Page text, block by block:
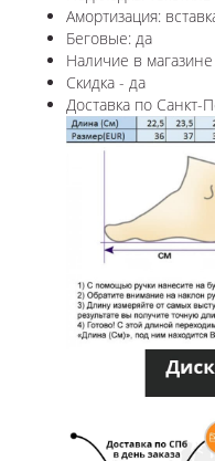
Амортизация:
Беговые: да
Наличие в
Скидка - да
Доставка по Санкт-